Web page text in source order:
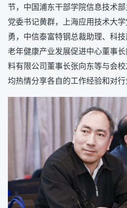
节，中国浦东干部学院信息技术
党委书记黄群，上海应用技术大
勇，中信泰富特钢总裁助理、科
老年健康产业发展促进中心董事
料有限公司董事长张向东等与会
均热情分享各自的工作经验和对行